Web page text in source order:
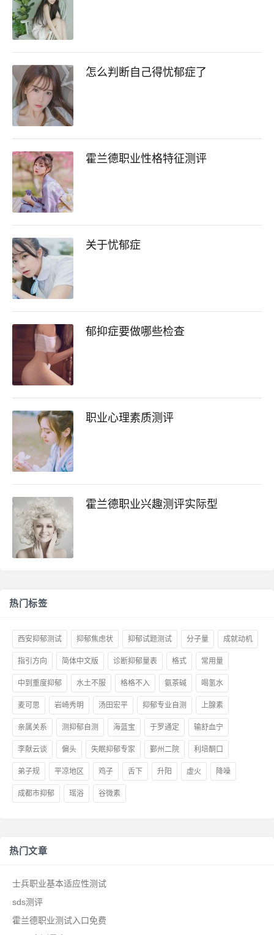
怎么判断自己得忧郁症了
霍兰德职业性格特征测评
关于忧郁症
郁抑症要做哪些检查
职业心理素质测评
霍兰德职业兴趣测评实际型
热门标签
西安抑郁测试 抑郁焦虑状 抑郁试题测试 分子量 成就动机
指引方向 简体中文版 诊断抑郁量表 格式 常用量
中到重度抑郁 水土不服 格格不入 氨茶碱 喝氢水
麦可思 岩崎秀明 汤田宏平 抑郁专业自测 上腺素
亲属关系 测抑郁自测 海蓝宝 于罗通定 输舒血宁
李献云谈 偏头 失眠抑郁专家 鄞州二院 利培酮口
弟子规 平凉地区 鸡子 舌下 升阳 虚火 降噪
成都市抑郁 瑶浴 谷微素
热门文章
士兵职业基本适应性测试
sds测评
霍兰德职业测试入口免费